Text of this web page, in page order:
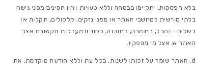
בלא הפסקות, יתקיימו בבטחה וללא טעויות ויהיו חסינים מפני גישה
בלתי מורשית למחשבי האתר או מפני נזקים, קלקולים, תקלות או
כשלים – והכל, בחומרה, בתוכנה, בקווי ובמערכות תקשורת אצל
האתר או אצל מי מספקיו.
האתר שומר על זכותו לשנות, בכל עת וללא הודעה מוקדמת, את